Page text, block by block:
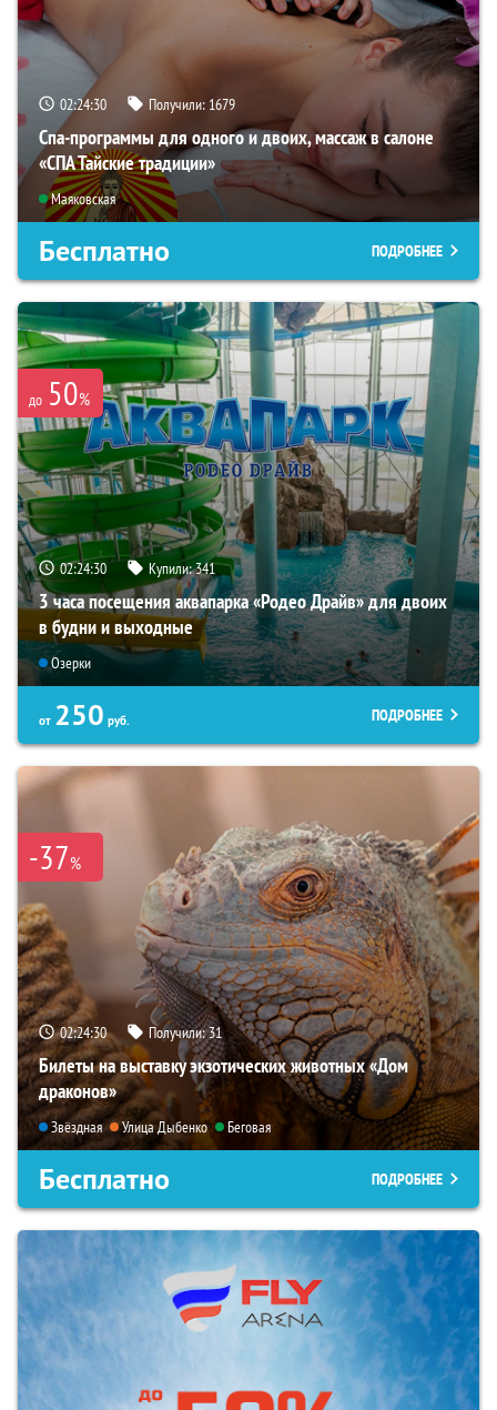
02:24:28 Получили: 1679
Спа-программы для одного и двоих, массаж в салоне
«СПА Тайские традиции»
Маяковская
Бесплатно ПОДРОБНЕЕ
до 50%
02:24:28 Купили:341
3 часа посещения аквапарка «Родео Драйв» для двоих
в будни и выходные
Озерки
от 250 руб. ПОДРОБНЕЕ
-37%
02:24:28 Получили:31
Билеты на выставку экзотических животных «Дом
драконов»
Звёздная Улица Дыбенко Беговая
Бесплатно ПОДРОБНЕЕ